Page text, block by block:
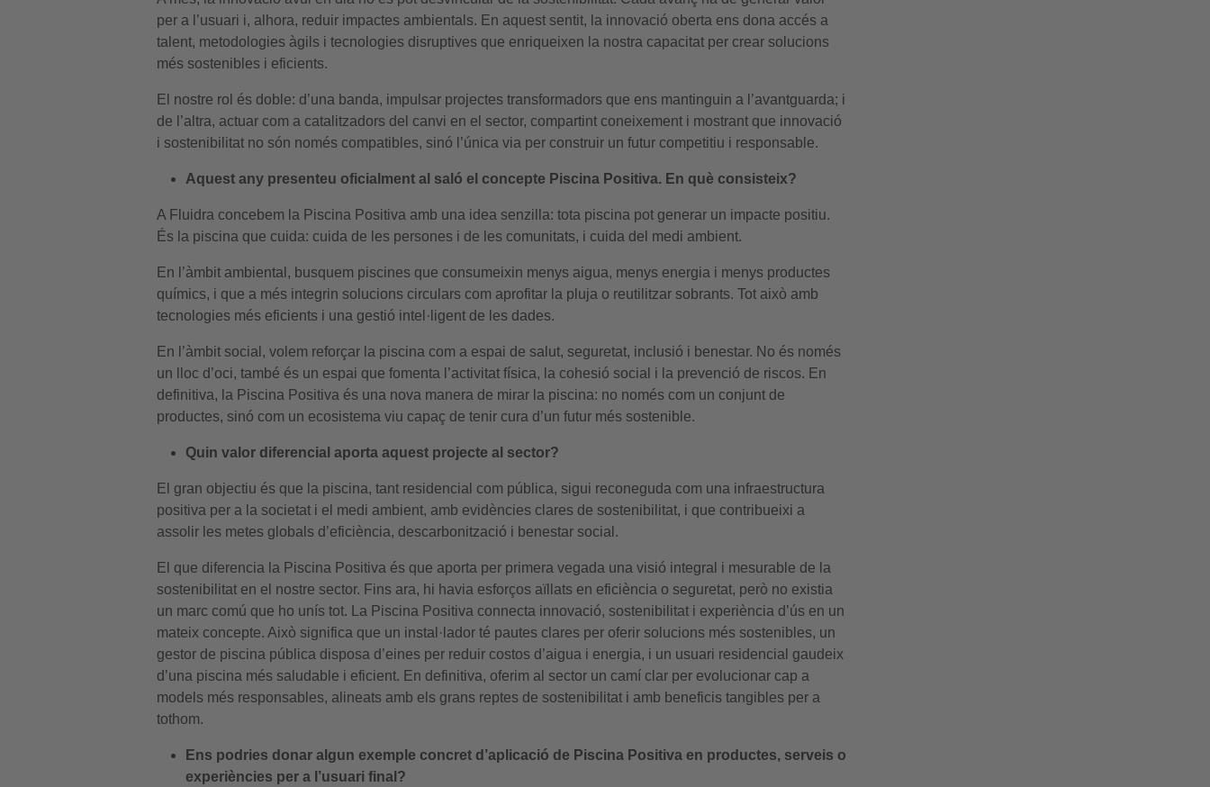
per a l’usuari i, alhora, reduir impactes ambientals. En aquest sentit, la innovació oberta ens dona accés a
talent, metodologies àgils i tecnologies disruptives que enriqueixen la nostra capacitat per crear solucions
més sostenibles i eficients.
El nostre rol és doble: d’una banda, impulsar projectes transformadors que ens mantinguin a l’avantguarda; i
de l’altra, actuar com a catalitzadors del canvi en el sector, compartint coneixement i mostrant que innovació
i sostenibilitat no són només compatibles, sinó l’única via per construir un futur competitiu i responsable.
Aquest any presenteu oficialment al saló el concepte Piscina Positiva. En què consisteix?
A Fluidra concebem la Piscina Positiva amb una idea senzilla: tota piscina pot generar un impacte positiu.
És la piscina que cuida: cuida de les persones i de les comunitats, i cuida del medi ambient.
En l’àmbit ambiental, busquem piscines que consumeixin menys aigua, menys energia i menys productes
químics, i que a més integrin solucions circulars com aprofitar la pluja o reutilitzar sobrants. Tot això amb
tecnologies més eficients i una gestió intel·ligent de les dades.
En l’àmbit social, volem reforçar la piscina com a espai de salut, seguretat, inclusió i benestar. No és només
un lloc d’oci, també és un espai que fomenta l’activitat física, la cohesió social i la prevenció de riscos. En
definitiva, la Piscina Positiva és una nova manera de mirar la piscina: no només com un conjunt de
productes, sinó com un ecosistema viu capaç de tenir cura d’un futur més sostenible.
Quin valor diferencial aporta aquest projecte al sector?
El gran objectiu és que la piscina, tant residencial com pública, sigui reconeguda com una infraestructura
positiva per a la societat i el medi ambient, amb evidències clares de sostenibilitat, i que contribueixi a
assolir les metes globals d’eficiència, descarbonització i benestar social.
El que diferencia la Piscina Positiva és que aporta per primera vegada una visió integral i mesurable de la
sostenibilitat en el nostre sector. Fins ara, hi havia esforços aïllats en eficiència o seguretat, però no existia
un marc comú que ho unís tot. La Piscina Positiva connecta innovació, sostenibilitat i experiència d’ús en un
mateix concepte. Això significa que un instal·lador té pautes clares per oferir solucions més sostenibles, un
gestor de piscina pública disposa d’eines per reduir costos d’aigua i energia, i un usuari residencial gaudeix
d’una piscina més saludable i eficient. En definitiva, oferim al sector un camí clar per evolucionar cap a
models més responsables, alineats amb els grans reptes de sostenibilitat i amb beneficis tangibles per a
tothom.
Ens podries donar algun exemple concret d’aplicació de Piscina Positiva en productes, serveis o
experiències per a l’usuari final?